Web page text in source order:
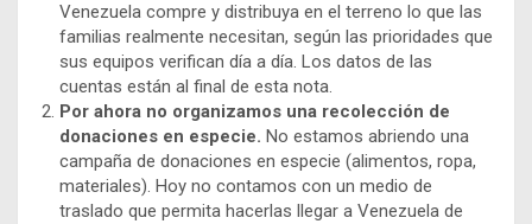
Venezuela compre y distribuya en el terreno lo que las
familias realmente necesitan, según las prioridades que
sus equipos verifican día a día. Los datos de las
cuentas están al final de esta nota.
Por ahora no organizamos una recolección de
donaciones en especie. No estamos abriendo una
campaña de donaciones en especie (alimentos, ropa,
materiales). Hoy no contamos con un medio de
traslado que permita hacerlas llegar a Venezuela de